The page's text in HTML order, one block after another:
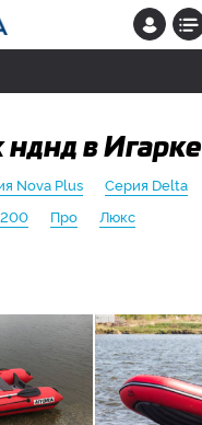
нднд в Игарке
Nova Plus
Серия Delta
Про Люкс